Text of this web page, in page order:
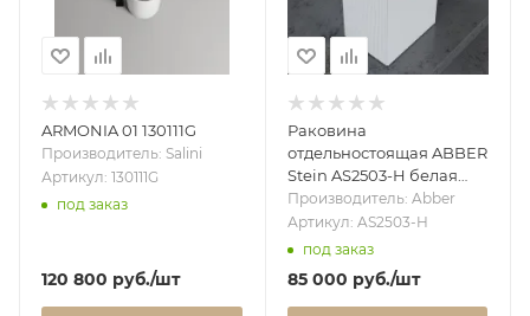
ARMONIA 01 130111G
Производитель: Salini
Артикул: 130111G
под заказ
120 800 руб./шт
Раковина
отдельностоящая ABBER
Stein AS2503-H белая
матовая
Производитель: Abber
Артикул: AS2503-H
под заказ
85 000 руб./шт